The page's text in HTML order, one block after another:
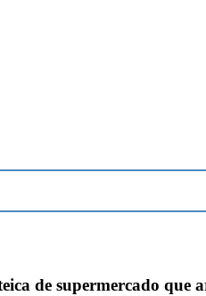
de supermercado que